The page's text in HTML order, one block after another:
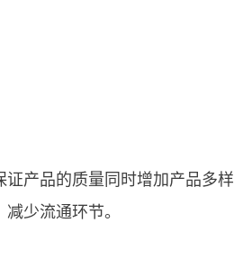
产品的质量同时增加产品多样
少流通环节。